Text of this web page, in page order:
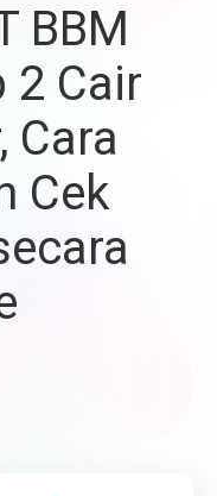
BBM
2 Cair
Cara
Cek